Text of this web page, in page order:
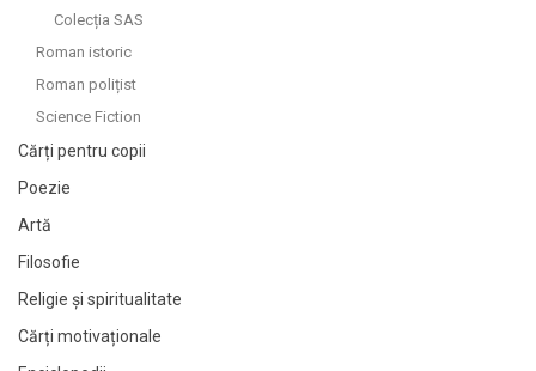
Colecția SAS
Roman istoric
Roman polițist
Science Fiction
Cărți pentru copii
Poezie
Artă
Filosofie
Religie și spiritualitate
Cărți motivaționale